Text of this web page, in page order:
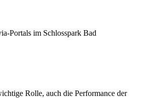
Portals im Schlosspark Bad
Rolle, auch die Performance der